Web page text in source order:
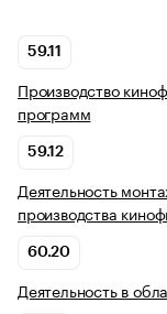
59.11
Производство
программ
59.12
Деятельность
производства
60.20
Деятельность в